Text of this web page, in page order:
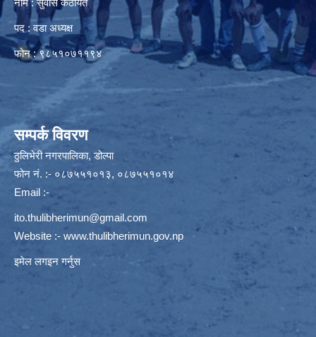
नाम : सुवास कठायत
पद : वडा अध्यक्ष
फोन : ९८५१०७११९४
सम्पर्क विवरण
ठुलिभेरी नगरपालिका, डोल्पा
फोन नं. :- ०८७५५१०१३, ०८७५५१०१४
Email :-
ito.thulibherimun@gmail.com
Website :- www.thulibherimun.gov.np
इमेल लगइन गर्नुस